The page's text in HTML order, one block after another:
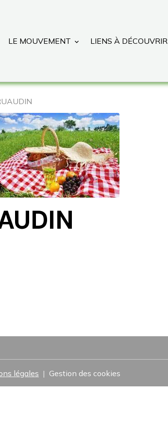
LE MOUVEMENT LIENS À DÉCOUVRIR
légales Gestion des cookies